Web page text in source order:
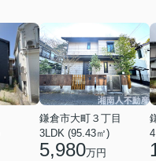
鎌倉市大町３丁目
3LDK (95.43㎡)
5,980万円